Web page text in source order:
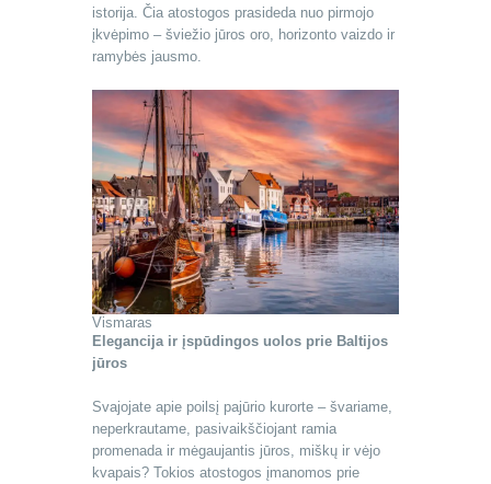
istorija. Čia atostogos prasideda nuo pirmojo
įkvėpimo – šviežio jūros oro, horizonto vaizdo ir
ramybės jausmo.
Vismaras
Elegancija ir įspūdingos uolos prie Baltijos
jūros
Svajojate apie poilsį pajūrio kurorte – švariame,
neperkrautame, pasivaikščiojant ramia
promenada ir mėgaujantis jūros, miškų ir vėjo
kvapais? Tokios atostogos įmanomos prie